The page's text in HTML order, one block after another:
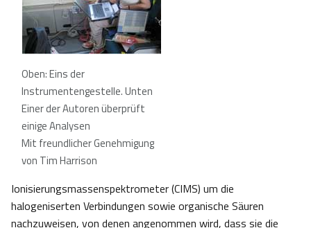
Oben: Eins der
Instrumentengestelle. Unten
Einer der Autoren überprüft
einige Analysen
Mit freundlicher Genehmigung
von Tim Harrison
Ionisierungsmassenspektrometer (CIMS) um die
halogeniserten Verbindungen sowie organische Säuren
nachzuweisen, von denen angenommen wird, dass sie die